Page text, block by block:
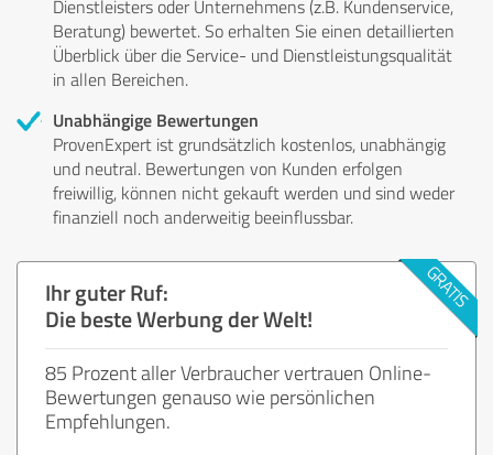
Dienstleisters oder Unternehmens (z.B. Kundenservice,
Beratung) bewertet. So erhalten Sie einen detaillierten
Überblick über die Service- und Dienstleistungsqualität
in allen Bereichen.
Unabhängige Bewertungen
ProvenExpert ist grundsätzlich kostenlos, unabhängig
und neutral. Bewertungen von Kunden erfolgen
freiwillig, können nicht gekauft werden und sind weder
finanziell noch anderweitig beeinflussbar.
Ihr guter Ruf:
Die beste Werbung der Welt!
85 Prozent aller Verbraucher vertrauen Online-
Bewertungen genauso wie persönlichen
Empfehlungen.